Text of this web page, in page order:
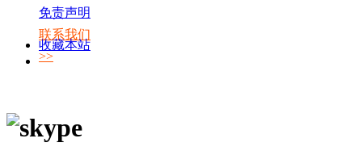
免责声明
联系我们
>>
收藏本站